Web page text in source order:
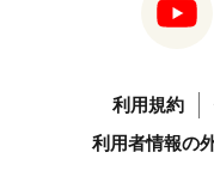
利用規約
利用者情報の